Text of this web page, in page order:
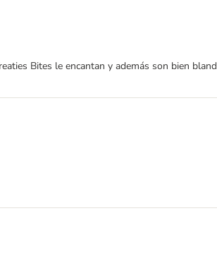
Bites le encantan y además son bien